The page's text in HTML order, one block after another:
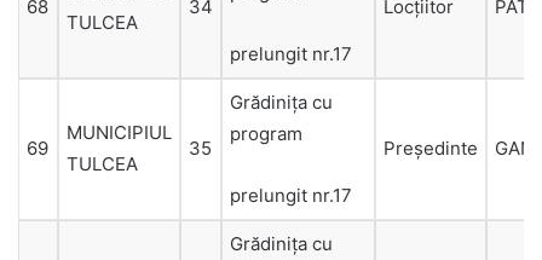
68
TULCEA
34
prelungit nr.17
Locțiitor
69
MUNICIPIUL
TULCEA
35
Grădiniţa cu
program
prelungit nr.17
Președinte
Grădiniţa cu